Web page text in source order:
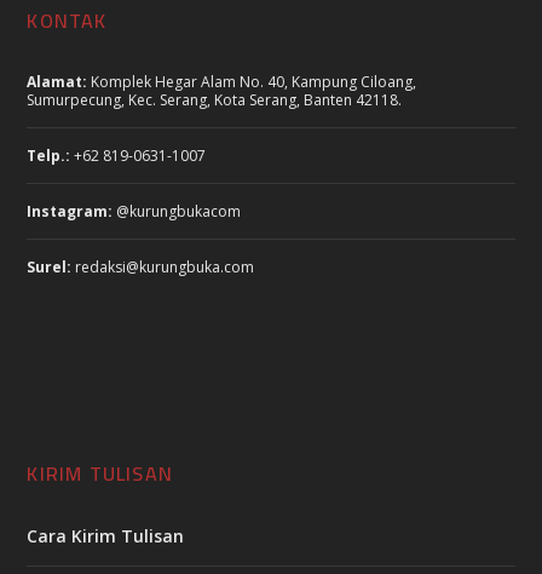
KONTAK
Alamat: Komplek Hegar Alam No. 40, Kampung Ciloang,
Sumurpecung, Kec. Serang, Kota Serang, Banten 42118.
Telp.: +62 819-0631-1007
Instagram: @kurungbukacom
Surel: redaksi@kurungbuka.com
KIRIM TULISAN
Cara Kirim Tulisan